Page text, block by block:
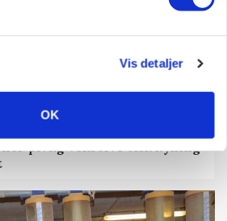
Vis detaljer
OK